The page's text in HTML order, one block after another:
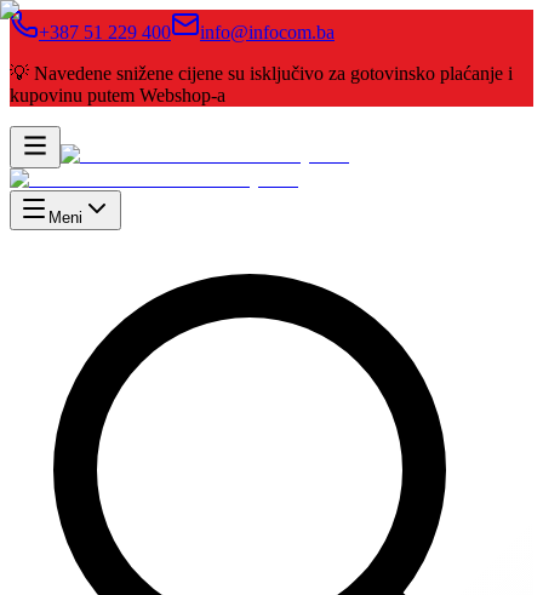
+387 51 229 400
info@infocom.ba
💡 Navedene snižene cijene su isključivo za gotovinsko plaćanje i
kupovinu putem Webshop-a
Meni